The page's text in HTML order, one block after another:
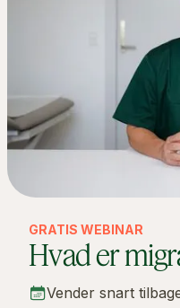
GRATIS WEBINAR
Hvad er
Vender snart